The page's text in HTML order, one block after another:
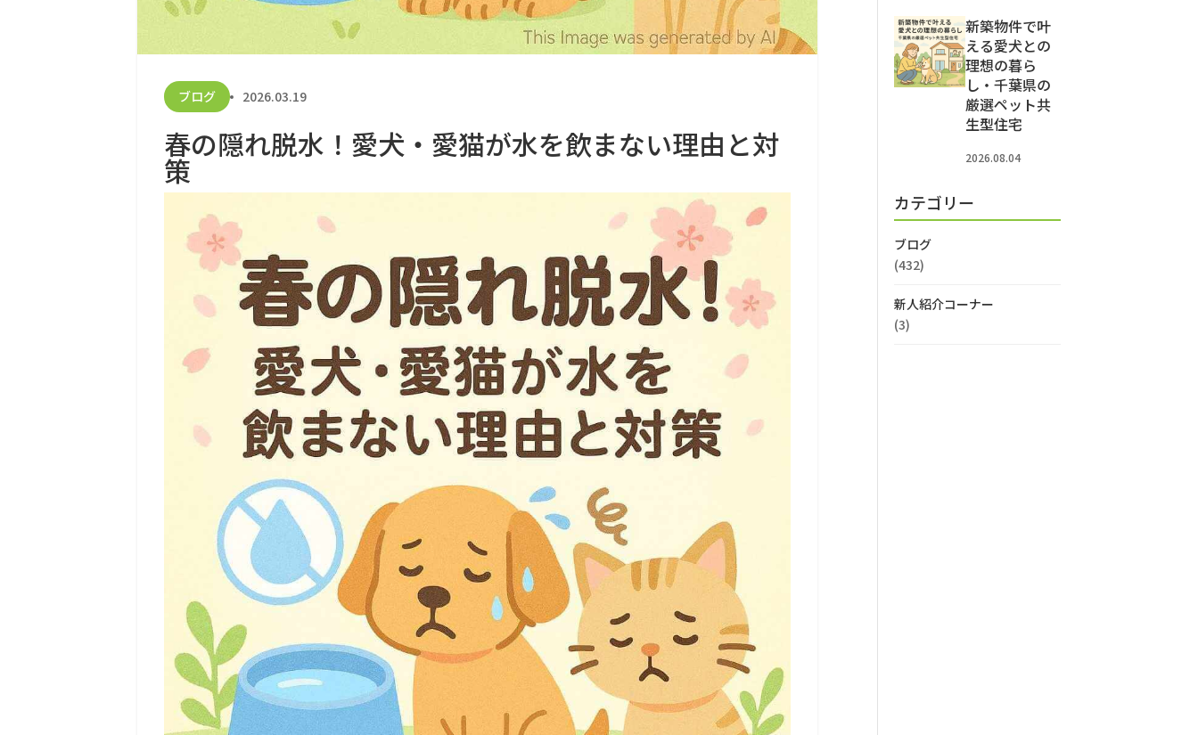
ブログ 2026.03.19
春の隠れ脱水！愛犬・愛猫が水を飲まない理由と対
策
新築物件で叶
える愛犬との
理想の暮ら
し・千葉県の
厳選ペット共
生型住宅
2026.08.04
カテゴリー
ブログ
(432)
新人紹介コーナー
(3)